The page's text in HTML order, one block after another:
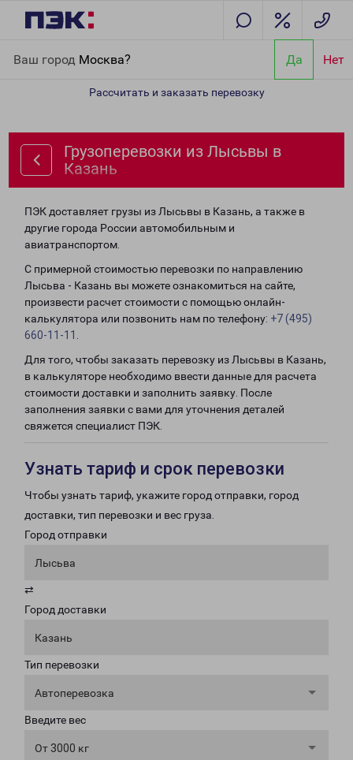
Ваш город Москва? Да Нет
Рассчитать и заказать перевозку
Грузоперевозки из Лысьвы в
Казань
ПЭК доставляет грузы из Лысьвы в Казань, а также в
другие города России автомобильным и
авиатранспортом.
С примерной стоимостью перевозки по направлению
Лысьва - Казань вы можете ознакомиться на сайте,
произвести расчет стоимости с помощью онлайн-
калькулятора или позвонить нам по телефону: +7 (495)
660-11-11
Для того, чтобы заказать перевозку из Лысьвы в Казань,
в калькуляторе необходимо ввести данные для расчета
стоимости доставки и заполнить заявку. После
заполнения заявки с вами для уточнения деталей
свяжется специалист ПЭК.
Узнать тариф и срок перевозки
Чтобы узнать тариф, укажите город отправки, город
доставки, тип перевозки и вес груза.
Город отправки
Лысьва
⇄
Город доставки
Казань
Тип перевозки
Автоперевозка
Введите вес
От 3000 кг